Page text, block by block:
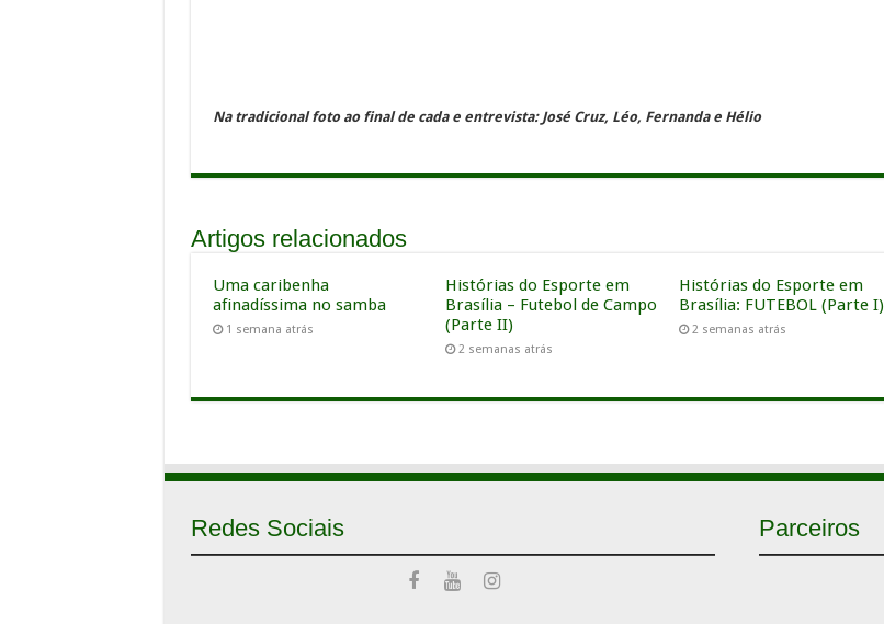
Na tradicional foto ao final de cada e entrevista: José Cruz, Léo, Fernanda e Hélio
Artigos relacionados
Uma caribenha
afinadíssima no samba
1 semana atrás
Histórias do Esporte em
Brasília – Futebol de Campo
(Parte II)
2 semanas atrás
Histórias do Esporte em
Brasília: FUTEBOL (Parte I)
2 semanas atrás
Redes Sociais Parceiros